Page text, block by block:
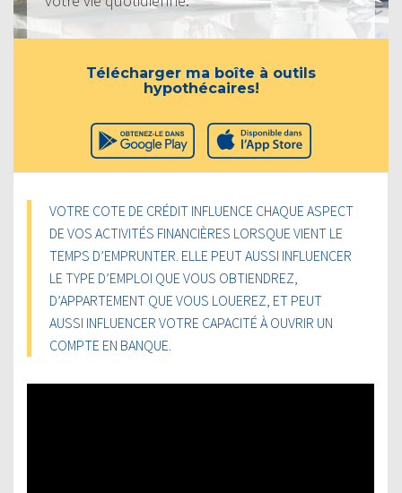
Télécharger ma boîte à outils
hypothécaires!
VOTRE COTE DE CRÉDIT INFLUENCE CHAQUE ASPECT
DE VOS ACTIVITÉS FINANCIÈRES LORSQUE VIENT LE
TEMPS D’EMPRUNTER. ELLE PEUT AUSSI INFLUENCER
LE TYPE D’EMPLOI QUE VOUS OBTIENDREZ,
D’APPARTEMENT QUE VOUS LOUEREZ, ET PEUT
AUSSI INFLUENCER VOTRE CAPACITÉ À OUVRIR UN
COMPTE EN BANQUE.